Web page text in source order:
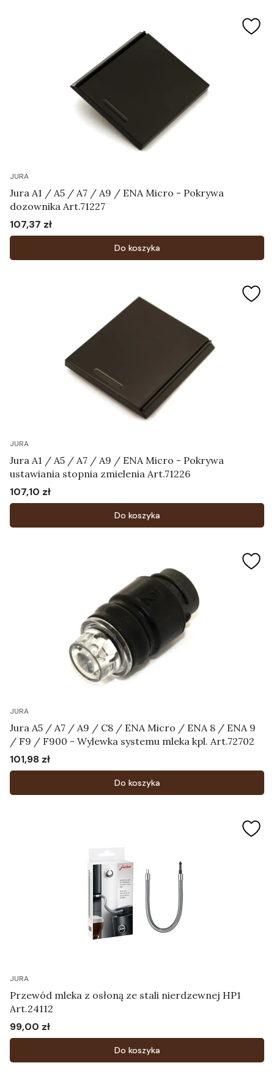
JURA
Jura A1 / A5 / A7 / A9 / ENA Micro - Pokrywa
dozownika Art.71227
Cena
107,37 zł
Do koszyka
JURA
Jura A1 / A5 / A7 / A9 / ENA Micro - Pokrywa
ustawiania stopnia zmielenia Art.71226
Cena
107,10 zł
Do koszyka
JURA
Jura A5 / A7 / A9 / C8 / ENA Micro / ENA 8 / ENA 9
/ F9 / F900 - Wylewka systemu mleka kpl. Art.72702
Cena
101,98 zł
Do koszyka
JURA
Przewód mleka z osłoną ze stali nierdzewnej HP1
Art.24112
Cena
99,00 zł
Do koszyka